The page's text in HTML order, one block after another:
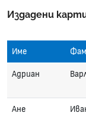
Издадени
Име
Адриан
Ане